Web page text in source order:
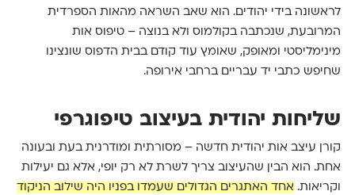
לראשונה בידי יהודים. הוא שאב השראה מהאות הספרדית
המרובעת, שנכתבה בקולמוס ולא בנוצה – טיפוס אות
מינימליסטי ומאופק, שאומץ עוד קודם בבית הדפוס שונצינו
שחיפש כתבי יד עבריים ברחבי אירופה.
שליחות יהודית בעיצוב טיפוגרפי
קורן עיצב אות יהודית חדשה – מסורתית ומודרנית בעת ובעונה
אחת. הוא הבין שהעיצוב צריך לשרת לא רק יופי, אלא גם יעילות
וקריאות. אחד האתגרים הגדולים שעמדו בפניו היה שילוב הניקוד